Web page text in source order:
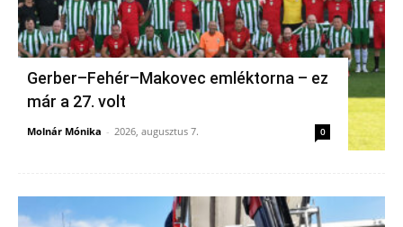
Gerber–Fehér–Makovec emléktorna – ez
már a 27. volt
Molnár Mónika - 2026, augusztus 7. 0